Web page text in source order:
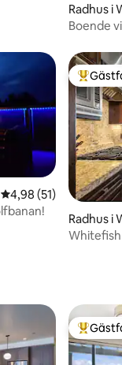
Radhus i
Boende
4,98 av 5 i
4,98 (51)
Radhus i
Populär